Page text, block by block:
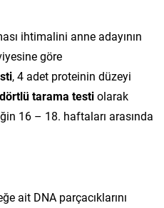
ihtimalini anne adayının
göre
, 4 adet proteinin düzeyi
dörtlü tarama testiolarak
16 – 18. haftaları arasında
ait DNA parçacıklarını